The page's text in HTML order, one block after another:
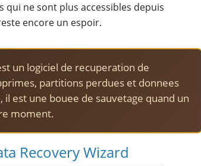
qui ne sont plus accessibles depuis
encore un espoir.
un logiciel de recuperation de
partitions perdues et donnees
est une bouee de sauvetage quand un
moment.
Recovery Wizard